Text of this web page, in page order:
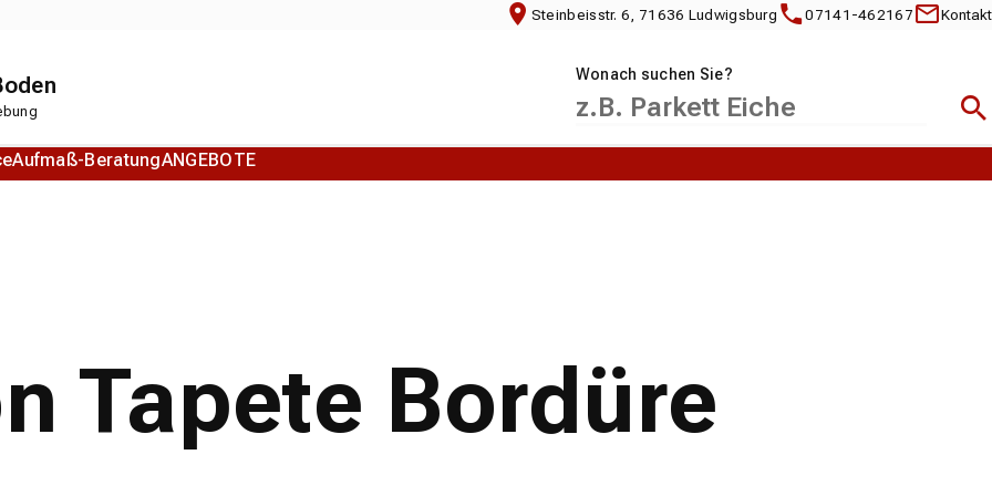
Steinbeisstr. 6, 71636 Ludwigsburg 07141-462167 Kontakt
Wonach suchen Sie?
Aufmaß-BeratungANGEBOTE
Tapete Bordüre